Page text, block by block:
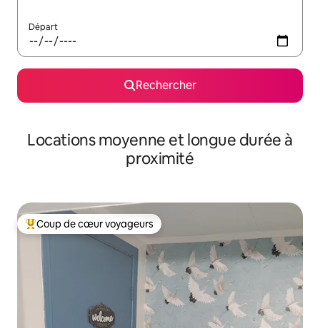
Départ
Rechercher
Locations moyenne et longue durée à
proximité
Coups de cœur voyageurs les plus appréciés
Coup de cœur voyageurs